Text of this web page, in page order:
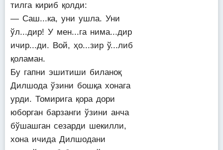
тилга кириб қолди:
— Саш...ка, уни ушла. Уни
ўл...дир! У мен...га нима...дир
ичир...ди. Вой, ҳо...зир ў...либ
қоламан.
Бу гапни эшитиши биланоқ
Дилшода ўзини бошқа хонага
урди. Томирига қора дори
юборган барзанги ўзини анча
бўшашган сезарди шекилли,
хона ичида Дилшодани